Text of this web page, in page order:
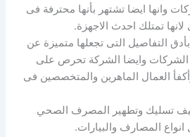
وانها ايضا تشتهر بأنها محترفة فى
تمتلك احدث الاجهزة.
التفاصيل التى تجعلها متميزة عن
الشركات وايضا الشركة تحرص على
العمال الماهرين والمتخصصين فى
تسليك وتطهير المصرف الصحي
انواع المصارف والبيارات.